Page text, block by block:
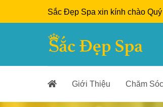
Sắc Đẹp Spa xin kính chào
Giới Thiệu Chăm